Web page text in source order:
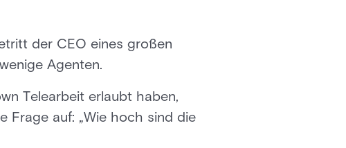
der CEO eines großen
Agenten.
Telearbeit erlaubt haben,
Frage auf: „Wie hoch sind die